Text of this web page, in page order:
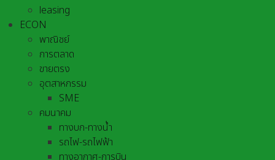
leasing
ECON
พาณิชย์
การตลาด
ขายตรง
อุตสาหกรรม
SME
คมนาคม
ทางบก-ทางน้ำ
รถไฟ-รถไฟฟ้า
ทางอากาศ-การบิน